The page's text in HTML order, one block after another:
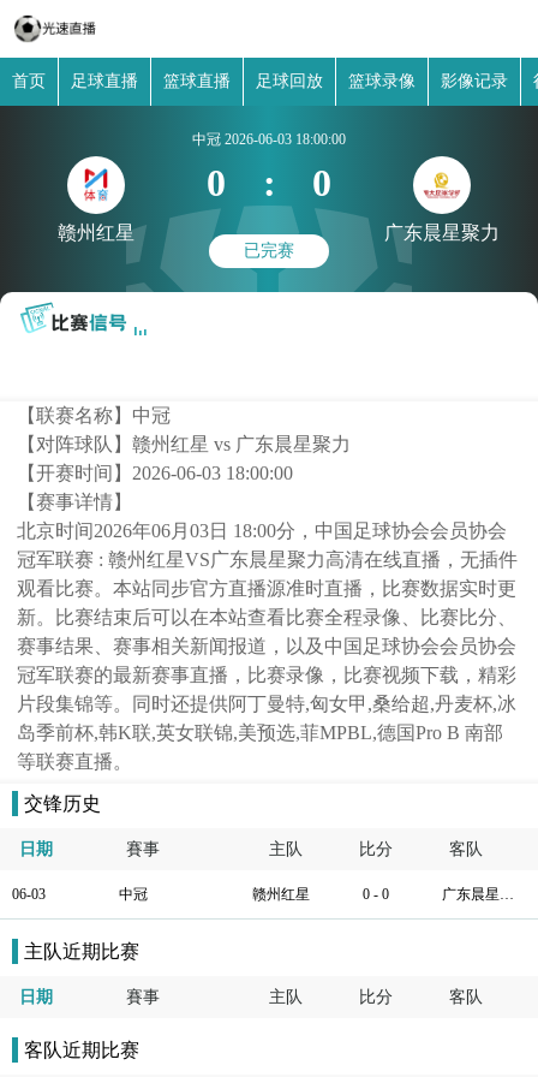
首页 足球直播 篮球直播 足球回放 篮球录像 影像记录
赣州红星
中冠 2026-06-03 18:00:00
0 : 0
已完赛
广东晨星聚力
【联赛名称】 中冠
【对阵球队】赣州红星 vs 广东晨星聚力
【开赛时间】 2026-06-03 18:00:00
【赛事详情】
北京时间2026年06月03日 18:00分，中国足球协会会员协会
冠军联赛 : 赣州红星VS广东晨星聚力高清在线直播，无插件
观看比赛。本站同步官方直播源准时直播，比赛数据实时更
新。比赛结束后可以在本站查看比赛全程录像、比赛比分、
赛事结果、赛事相关新闻报道，以及中国足球协会会员协会
冠军联赛的最新赛事直播，比赛录像，比赛视频下载，精彩
片段集锦等。同时还提供阿丁曼特,匈女甲,桑给超,丹麦杯,冰
岛季前杯,韩K联,英女联锦,美预选,菲MPBL,德国Pro B 南部
等联赛直播。
交锋历史
日期 賽事 主队 比分 客队
06-03 中冠 赣州红星 0 - 0 广东晨星聚力
主队近期比赛
日期 賽事 主队 比分 客队
客队近期比赛